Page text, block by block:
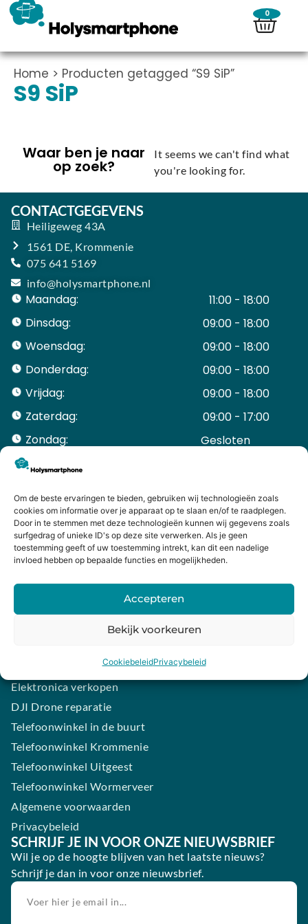
Om de beste ervaringen te bieden, gebruiken wij technologieën zoals
cookies om informatie over je apparaat op te slaan en/of te raadplegen.
Door in te stemmen met deze technologieën kunnen wij gegevens zoals
surfgedrag of unieke ID's op deze site verwerken. Als je geen
toestemming geeft of uw toestemming intrekt, kan dit een nadelige
invloed hebben op bepaalde functies en mogelijkheden.
Accepteren
Bekijk voorkeuren
CookiebeleidPrivacybeleid
0
Home > Producten getagged “S9 SiP”
S9 SiP
Waar ben je naar
op zoek?
It seems we can't find what
you're looking for.
CONTACTGEGEVENS
Heiligeweg 43A
1561 DE, Krommenie
075 641 5169
info@holysmartphone.nl
Maandag:
11:00 - 18:00
Dinsdag:
09:00 - 18:00
Woensdag:
09:00 - 18:00
Donderdag:
09:00 - 18:00
Vrijdag:
09:00 - 18:00
Zaterdag:
09:00 - 17:00
Zondag:
Gesloten ​ ​ ​ ​ ​ ​ ​
ACCOUNT
Mijn Account
Bestellingen
Mijn winkelwagen
HANDIGE LINKS
Levering en retourneren
Garantie
Contact
Samsung smartphone laten maken
Elektronica verkopen
DJI Drone reparatie
Telefoonwinkel in de buurt
Telefoonwinkel Krommenie
Telefoonwinkel Uitgeest
Telefoonwinkel Wormerveer
Algemene voorwaarden
Privacybeleid
SCHRIJF JE IN VOOR ONZE NIEUWSBRIEF
Wil je op de hoogte blijven van het laatste nieuws?
Schrijf je dan in voor onze nieuwsbrief.